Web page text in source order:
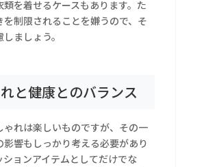
類を着せるケースもあります。た
を制限されることを嫌うので、そ
ましょう。
と健康とのバランス
ゃれは楽しいものですが、その一
影響もしっかり考える必要があり
ションアイテムとしてだけでな